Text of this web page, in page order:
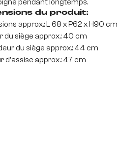
pendant longtemps.
du produit:
approx.: L 68 x P62 x H90 cm
du siège approx.: 40 cm
du siège approx.: 44 cm
d'assise approx.: 47 cm